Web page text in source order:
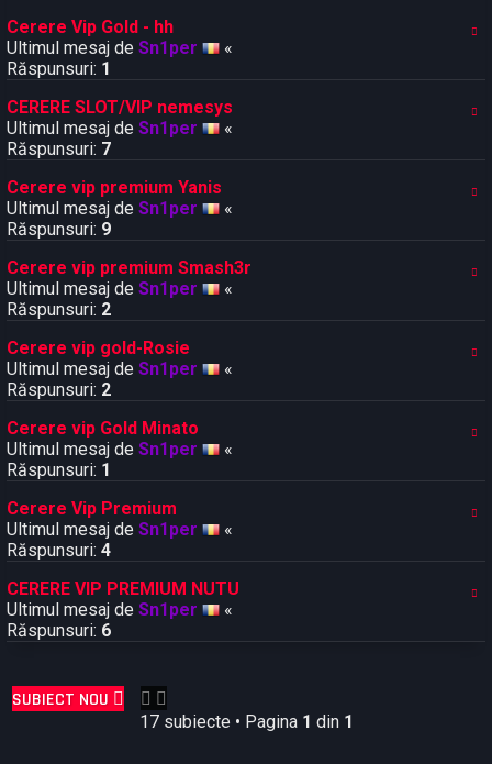
Cerere Vip Gold - hh
Ultimul mesaj deSn1per
«
Răspunsuri: 1
CERERE SLOT/VIP nemesys
Ultimul mesaj deSn1per
«
Răspunsuri: 7
Cerere vip premium Yanis
Ultimul mesaj deSn1per
«
Răspunsuri: 9
Cerere vip premium Smash3r
Ultimul mesaj deSn1per
«
Răspunsuri: 2
Cerere vip gold-Rosie
Ultimul mesaj deSn1per
«
Răspunsuri: 2
Cerere vip Gold Minato
Ultimul mesaj deSn1per
«
Răspunsuri: 1
Cerere Vip Premium
Ultimul mesaj deSn1per
«
Răspunsuri:4
CERERE VIP PREMIUM NUTU
Ultimul mesaj deSn1per
«
Răspunsuri: 6
SUBIECT NOU
17 subiecte • Pagina 1 din 1